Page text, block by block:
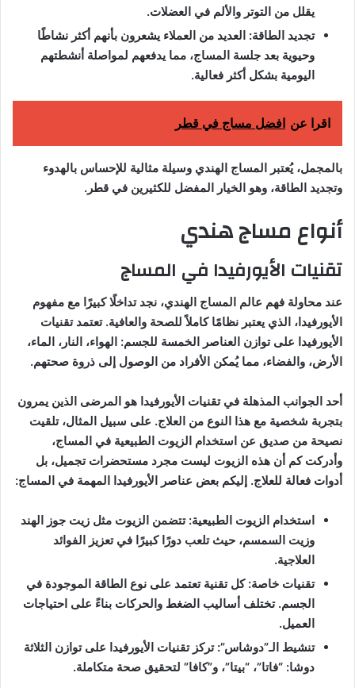
يقلل من التوتر والألم في العضلات.
تجديد الطاقة: العديد من العملاء يشعرون بأنهم أكثر نشاطًا
وحيوية بعد جلسة المساج، مما يدفعهم لمواصلة أنشطتهم
اليومية بشكل أكثر فعالية.
اقرا عن افضل مساج في قطر
بالمجمل، يُعتبر المساج الهندي وسيلة مثالية للإحساس بالهدوء
وتجديد الطاقة، وهو الخيار المفضل للكثيرين في قطر.
أنواع مساج هندي
تقنيات الأيورفيدا في المساج
عند محاولة فهم عالم المساج الهندي، نجد تداخلًا كبيرًا مع مفهوم
الأيورفيدا، الذي يعتبر نظامًا كاملاً للصحة والعافية. تعتمد تقنيات
الأيورفيدا على توازن العناصر الخمسة للجسم: الهواء، النار، الماء،
الأرض، والفضاء، مما يُمكن الأفراد من الوصول إلى ذروة صحتهم.
أحد الجوانب المذهلة في تقنيات الأيورفيدا هو المرضى الذين يمرون
بتجربة شخصية مع هذا النوع من العلاج. على سبيل المثال، تلقيت
نصيحة من صديق عن استخدام الزيوت الطبيعية في المساج،
وأدركت كم أن هذه الزيوت ليست مجرد مستحضرات تجميل، بل
أدوات فعالة للعلاج. إليكم بعض عناصر الأيورفيدا المهمة في المساج:
استخدام الزيوت الطبيعية: تتضمن الزيوت مثل زيت جوز الهند
وزيت السمسم، حيث تلعب دورًا كبيرًا في تعزيز الفوائد
العلاجية.
تقنيات خاصة: كل تقنية تعتمد على نوع الطاقة الموجودة في
الجسم. تختلف أساليب الضغط والحركات بناءً على احتياجات
العميل.
تنشيط الـ”دوشاس”: تركز تقنيات الأيورفيدا على توازن الثلاثة
دوشا: “فاتا”، “بيتا”، و”كافا” لتحقيق صحة متكاملة.